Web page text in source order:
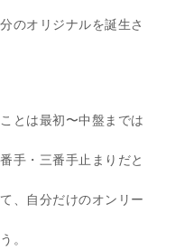
のオリジナルを誕生さ
とは最初〜中盤までは
手・三番手止まりだと
、自分だけのオンリー
。